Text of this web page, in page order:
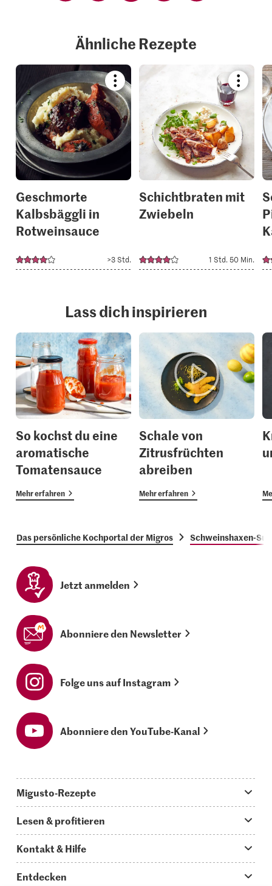
Ähnliche Rezepte
Bookmark
recipe
or
add
to
your
collections.
Geschmorte
Kalbsbäggli in
Rotweinsauce
>3 Std.
recipe
it
to
your
Schichtbraten mit
Zwiebeln
1 Std. 50 Min.
Lass dich inspirieren
So kochst du eine
aromatische
Tomatensauce
Mehr erfahren
Schale von
Zitrusfrüchten
abreiben
Mehr erfahren
Das persönliche Kochportal der Migros Schweinshaxen-
Jetzt anmelden
Abonniere den Newsletter
Folge uns auf Instagram
Abonniere den YouTube-Kanal
Migusto-Rezepte
Was koche ich heute?
Hauptgerichte
Lesen & profitieren
Storys
Kontakt & Hilfe
Entdecken